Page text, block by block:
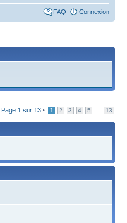
FAQ Connexion
Page 1 sur 13 • 1 2 3 4 5 13